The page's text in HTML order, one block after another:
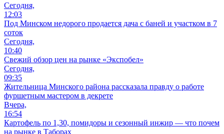
Сегодня,
12:03
Под Минском недорого продается дача с баней и участком в 7
соток
Сегодня,
10:40
Свежий обзор цен на рынке «Экспобел»
Сегодня,
09:35
Жительница Минского района рассказала правду о работе
фуршетным мастером в декрете
Вчера,
16:54
Картофель по 1,30, помидоры и сезонный инжир — что почем
на рынке в Таборах